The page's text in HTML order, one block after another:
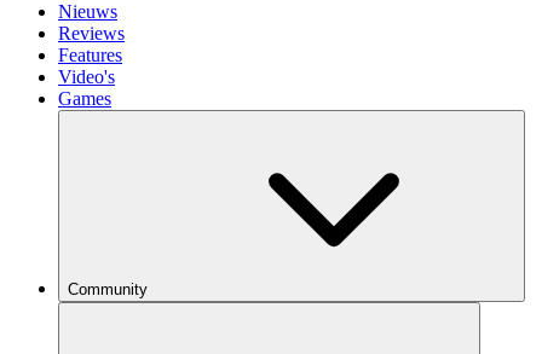
Nieuws
Reviews
Features
Video's
Games
Community